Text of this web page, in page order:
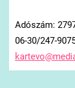
Adószám:
06-30/247-
kartevo@